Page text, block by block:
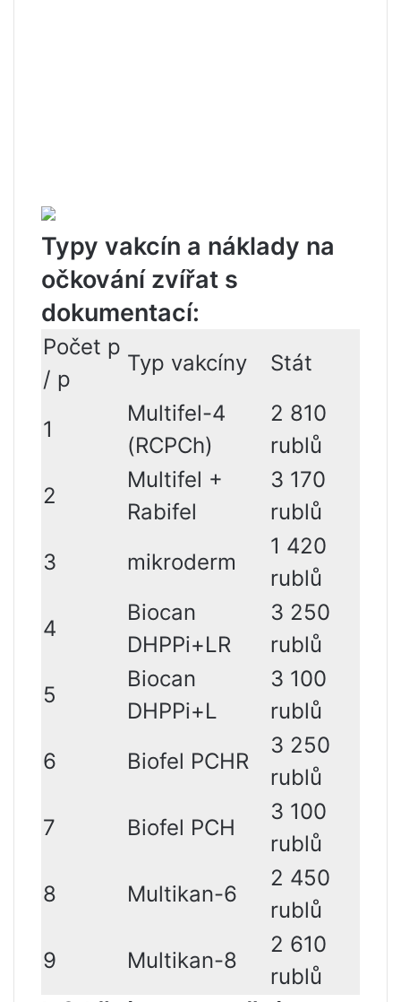
Typy vakcín a náklady na
očkování zvířat s
dokumentací:
Počet p
/ p
Typ vakcíny Stát
1
Multifel-4
(RCPCh)
2 810
rublů
2
Multifel +
Rabifel
3 170
rublů
3
mikroderm
1 420
rublů
4
Biocan
DHPPi+LR
3 250
rublů
5
Biocan
DHPPi+L
3 100
rublů
6
Biofel PCHR
3 250
rublů
7
Biofel PCH
3 100
rublů
8
Multikan-6
2 450
rublů
9
Multikan-8
2 610
rublů